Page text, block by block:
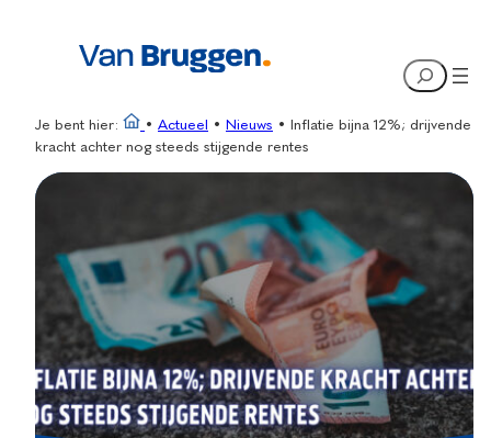
Search
Je bent hier: • Actueel • Nieuws •
Inflatie bijna 12%; drijvende
kracht achter nog steeds stijgende rentes